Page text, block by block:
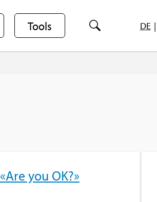
Tools DE |
«Are you OK?»